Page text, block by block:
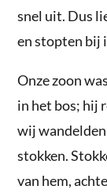
snel uit. Dus
en stopten bij
Onze zoon
in het bos; hij
wij
stokken.
van hem,